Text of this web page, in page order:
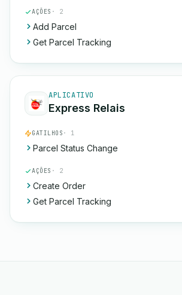
AÇÕES · 2
Add Parcel
Get Parcel Tracking
APLICATIVO
Express Relais
GATILHOS · 1
Parcel Status Change
AÇÕES · 2
Create Order
Get Parcel Tracking